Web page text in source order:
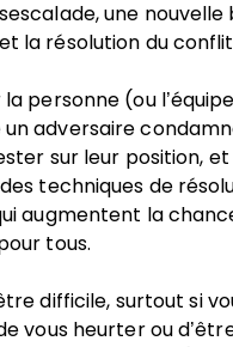
une nouvelle
la résolution du
la personne (ou
un adversaire
sur leur position, et
des techniques de
augmentent la
tous.
difficile, surtout si
vous heurter ou